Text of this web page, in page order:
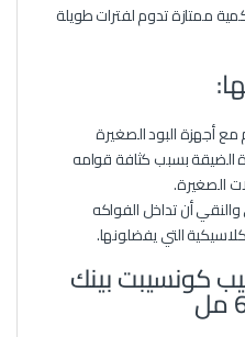
مل توفر كمية ممتازة تدوم لفترات طويلة
مع أجهزة البود الصغيرة
الضيقة بسبب كثافة قوامه
الصغيرة.
أن تداخل الفواكه
التي يفضلونها.
كونسيبت بينك